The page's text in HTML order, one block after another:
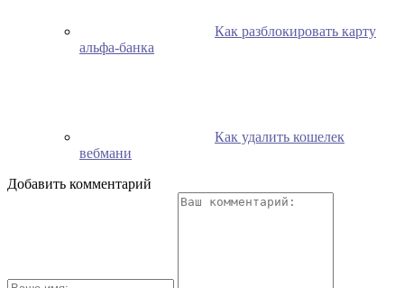
Как разблокировать карту
альфа-банка
Как удалить кошелек
вебмани
Добавить комментарий